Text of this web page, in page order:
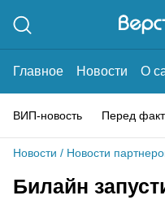
Главное Новости О
ВИП-новость Перед
Новости / Новости
Билайн